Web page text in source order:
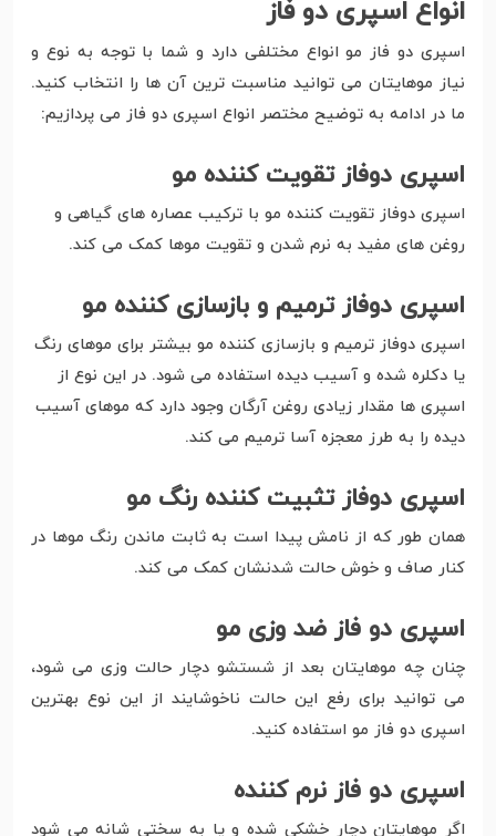
انواع اسپری دو فاز
اسپری دو فاز مو انواع مختلفی دارد و شما با توجه به نوع و
نیاز موهایتان می توانید مناسبت ترین آن ها را انتخاب کنید.
ما در ادامه به توضیح مختصر انواع اسپری دو فاز می پردازیم:
اسپری دوفاز تقویت کننده مو
اسپری دوفاز تقویت کننده مو با ترکیب عصاره های گیاهی و
روغن های مفید به نرم شدن و تقویت موها کمک می کند.
اسپری دوفاز ترمیم و بازسازی کننده مو
اسپری دوفاز ترمیم و بازسازی کننده مو بیشتر برای موهای رنگ
یا دکلره شده و آسیب دیده استفاده می شود. در این نوع از
اسپری ها مقدار زیادی روغن آرگان وجود دارد که موهای آسیب
دیده را به طرز معجزه آسا ترمیم می کند.
اسپری دوفاز تثبیت کننده رنگ مو
همان طور که از نامش پیدا است به ثابت ماندن رنگ موها در
کنار صاف و خوش حالت شدنشان کمک می کند.
اسپری دو فاز ضد وزی مو
چنان چه موهایتان بعد از شستشو دچار حالت وزی می شود،
می توانید برای رفع این حالت ناخوشایند از این نوع بهترین
اسپری دو فاز مو استفاده کنید.
اسپری دو فاز نرم کننده
اگر موهایتان دچار خشکی شده و یا به سختی شانه می شود